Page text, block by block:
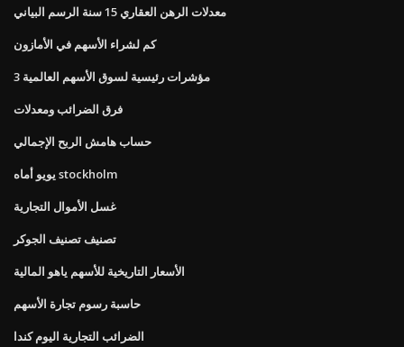
معدلات الرهن العقاري 15 سنة الرسم البياني
كم لشراء الأسهم في الأمازون
3 مؤشرات رئيسية لسوق الأسهم العالمية
فرق الضرائب ومعدلات
حساب هامش الربح الإجمالي
يويو أماه stockholm
غسل الأموال التجارية
تصنيف تصنيف الجوكر
الأسعار التاريخية للأسهم ياهو المالية
حاسبة رسوم تجارة الأسهم
الضرائب التجارية اليوم كندا